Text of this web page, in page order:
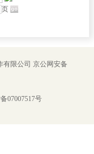
页
有限公司 京公网安备
07007517号